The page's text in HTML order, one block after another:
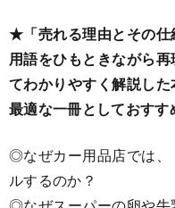
★「売れる理由とその仕
用語をひもときながら
てわかりやすく解説し
最適な一冊としておすす
◎なぜカー用品店では、
ルするのか？